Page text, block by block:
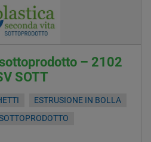
– 2102
SOTT
ESTRUSIONE IN BOLLA